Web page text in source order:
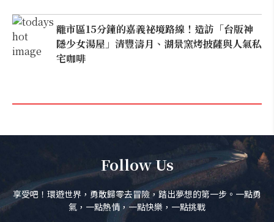
離市區15分鐘的嘉義祕境路線！造訪「台版神
隱少女湯屋」清豐濤月、湖景窯烤披薩與人氣私
宅咖啡
Follow Us
享受吧！環遊世界，勇敢歸零去冒險，踏出夢想的第一步。一點勇
氣，一點熱情，一點快樂，一點挑戰